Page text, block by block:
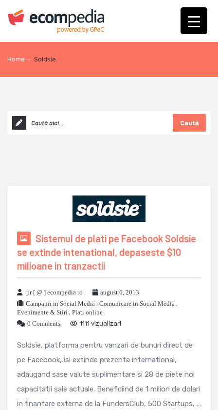
Home - Soldsie
Caută
Sistemul de plati pe Facebook Soldsie
se extinde intenational, depaseste $10
milioane in tranzactii
pr [ @ ] ecompedia ro
august 6, 2013
Campanii in Social Media , Comunicare in Social Media ,
Evenimente & Stiri , Plati online
0 Comments
1111 vizualizari
Soldsie, platforma pentru vanzari de bunuri direct de
pe Facebook, isi extinde prezenta international,
adaugand sase valute suplimentare si 28 de piete noi
capacitatii sale actuale. Beneficiind de 1 milion de dolari
in finantare externa de la FundersClub, 500 Startups, ...